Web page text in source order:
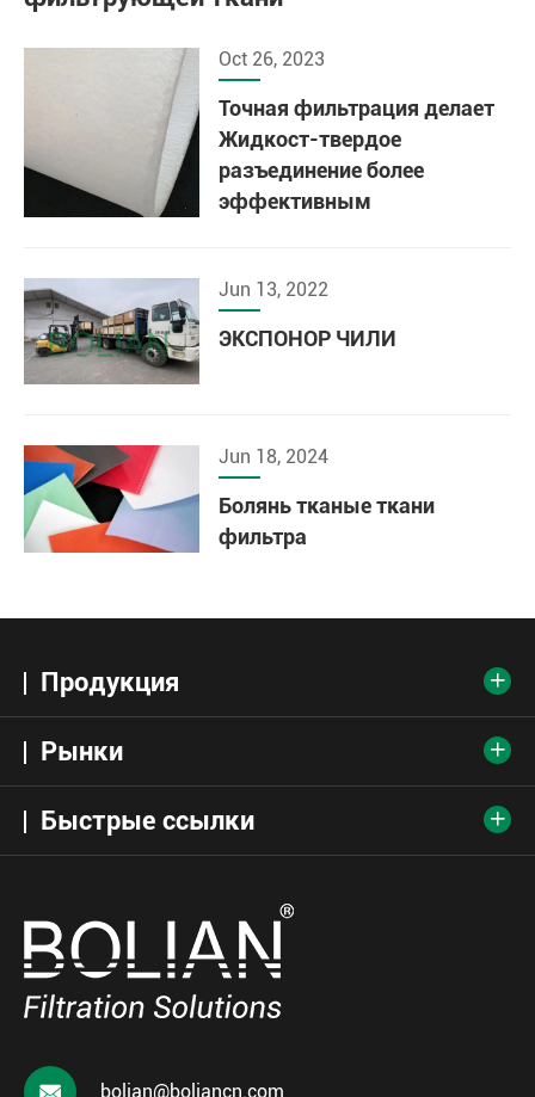
Oct 26, 2023
Точная фильтрация делает
Жидкост-твердое
разъединение более
эффективным
Jun 13, 2022
ЭКСПОНОР ЧИЛИ
Jun 18, 2024
Болянь тканые ткани
фильтра
Продукция 
Рынки 
Быстрые ссылки 
bolian@boliancn.com